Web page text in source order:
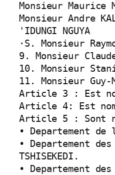
Monsieur Maurice
Monsieur Andre
'IDUNGI NGUYA
·S. Monsieur
9. Monsieur Claude
10. Monsieur
11. Monsieur Guy-
Article 3 : Est
Article 4: Est
Article 5 : Sont
• Departement de
• Departement
TSHISEKEDI.
• Departement